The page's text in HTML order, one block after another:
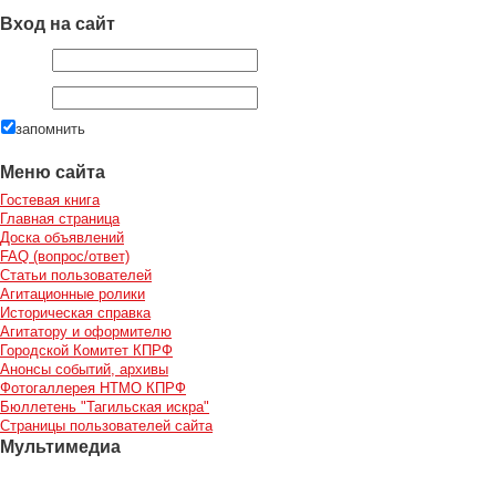
Вход на сайт
запомнить
Меню сайта
Гостевая книга
Главная страница
Доска объявлений
FAQ (вопрос/ответ)
Статьи пользователей
Агитационные ролики
Историческая справка
Агитатору и оформителю
Городской Комитет КПРФ
Анонсы событий, архивы
Фотогаллерея НТМО КПРФ
Бюллетень "Тагильская искра"
Страницы пользователей сайта
Мультимедиа